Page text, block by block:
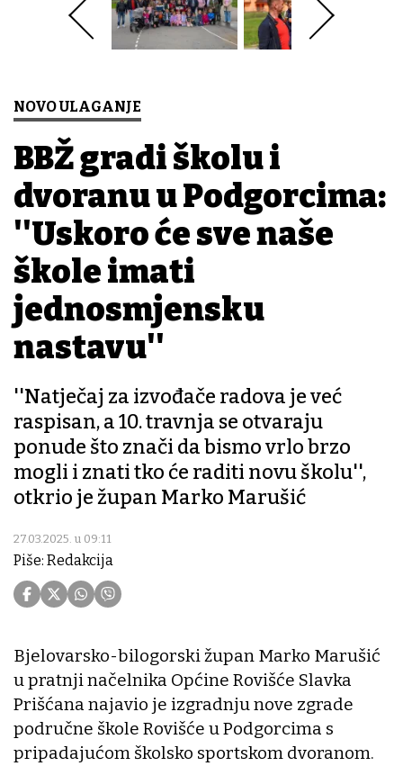
NOVO ULAGANJE
BBŽ gradi školu i
dvoranu u Podgorcima:
''Uskoro će sve naše
škole imati
jednosmjensku
nastavu''
''Natječaj za izvođače radova je već
raspisan, a 10. travnja se otvaraju
ponude što znači da bismo vrlo brzo
mogli i znati tko će raditi novu školu'',
otkrio je župan Marko Marušić
27.03.2025. u 09:11
Piše: Redakcija
Bjelovarsko-bilogorski župan Marko Marušić
u pratnji načelnika Općine Rovišće Slavka
Prišćana najavio je izgradnju nove zgrade
područne škole Rovišće u Podgorcima s
pripadajućom školsko sportskom dvoranom.